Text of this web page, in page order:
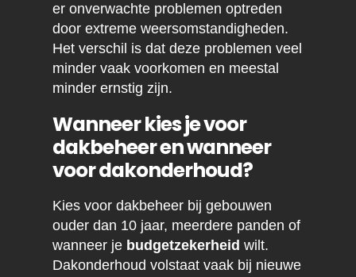
er onverwachte problemen optreden
door extreme weersomstandigheden.
Het verschil is dat deze problemen veel
minder vaak voorkomen en meestal
minder ernstig zijn.
Wanneer kies je voor
dakbeheer en wanneer
voor dakonderhoud?
Kies voor dakbeheer bij gebouwen
ouder dan 10 jaar, meerdere panden of
wanneer je budgetzekerheid wilt.
Dakonderhoud volstaat vaak bij nieuwe